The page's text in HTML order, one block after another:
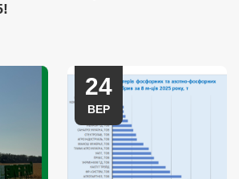
24
ВЕР